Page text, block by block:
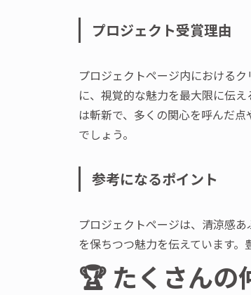
プロジェクト受賞理由
プロジェクトページ内における
に、視覚的な魅力を最大限に伝
は斬新で、多くの関心を呼んだ
でしょう。
参考になるポイント
プロジェクトページは、清涼感
を保ちつつ魅力を伝えています。
🏆 たくさんの